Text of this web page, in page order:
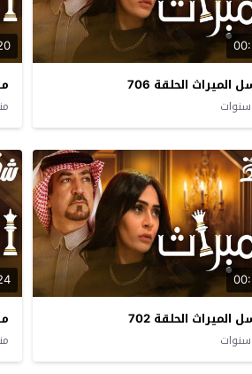
الحلقة 706
منذ
الحلقة 702
منذ